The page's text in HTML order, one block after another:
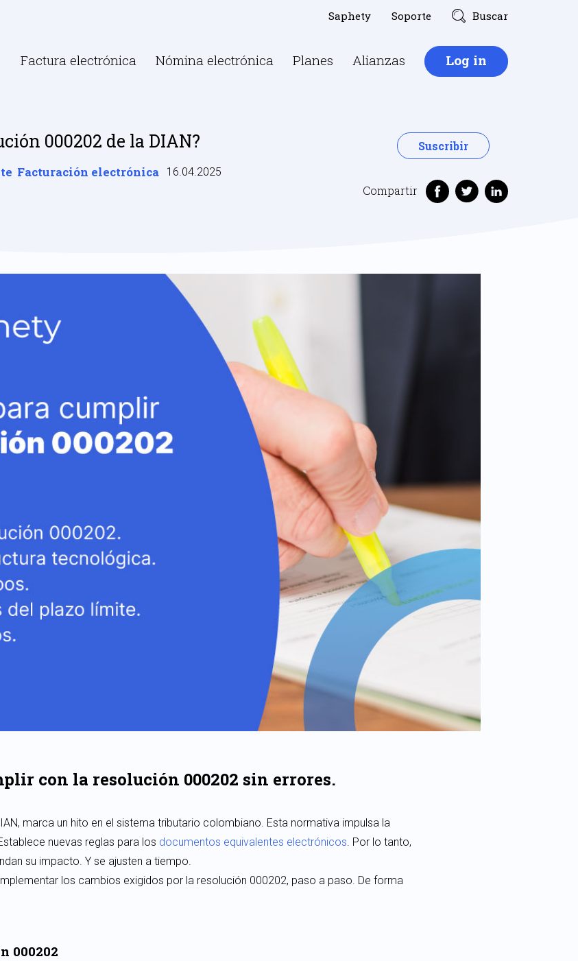
Buscar
Soporte
Saphety
Factura electrónica Nómina electrónica Planes Alianzas Log in
000202 de la DIAN?
Facturación electrónica 16.04.2025
Suscribir
Compartir
con la resolución 000202 sin errores.
marca un hito en el sistema tributario colombiano. Esta normativa impulsa la
nuevas reglas para los documentos equivalentes electrónicos . Por lo tanto,
su impacto. Y se ajusten a tiempo.
los cambios exigidos por la resolución 000202, paso a paso. De forma
000202